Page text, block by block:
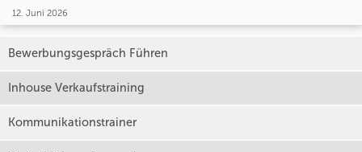
12. Juni 2026
Bewerbungsgespräch Führen
Inhouse Verkaufstraining
Kommunikationstrainer